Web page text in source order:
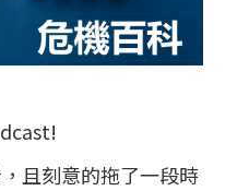
且刻意的拖了一段時